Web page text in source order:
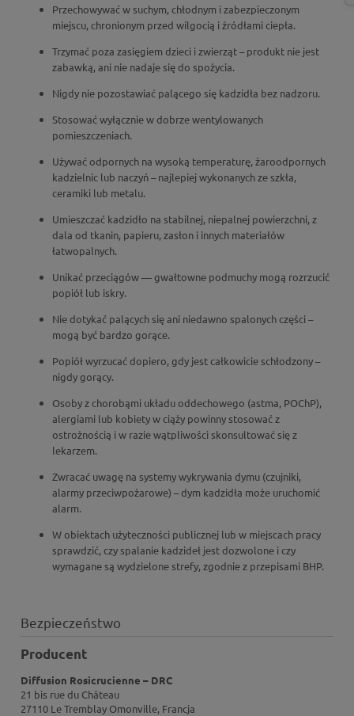
Przechowywać w suchym, chłodnym i zabezpieczonym
miejscu, chronionym przed wilgocią i źródłami ciepła.
Trzymać poza zasięgiem dzieci i zwierząt – produkt nie jest
zabawką, ani nie nadaje się do spożycia.
Nigdy nie pozostawiać palącego się kadzidła bez nadzoru.
Stosować wyłącznie w dobrze wentylowanych
pomieszczeniach.
Używać odpornych na wysoką temperaturę,żaroodpornych
kadzielnic lub naczyń– najlepiej wykonanych ze szkła,
ceramiki lub metalu.
Umieszczać kadzidło na stabilnej, niepalnej powierzchni, z
dala od tkanin, papieru, zasłon i innych materiałów
łatwopalnych.
Unikać przeciągów — gwałtowne podmuchy mogą rozrzucić
popiół lub iskry.
Nie dotykać palących się ani niedawno spalonych części –
mogą być bardzo gorące.
Popiół wyrzucać dopiero, gdy jest całkowicie schłodzony –
nigdy gorący.
Osoby z chorobąmi układu oddechowego (astma, POChP),
alergiami lub kobiety w ciąży powinny stosować z
ostrożnością i w razie wątpliwości skonsultować się z
lekarzem.
Zwracać uwagę na systemy wykrywania dymu (czujniki,
alarmy przeciwpożarowe) – dym kadzidła może uruchomić
alarm.
W obiektach użyteczności publicznej lub w miejscach pracy
sprawdzić, czy spalanie kadzideł jest dozwolone i czy
wymagane są wydzielone strefy, zgodnie z przepisami BHP.
Bezpieczeństwo
Producent
Diffusion Rosicrucienne – DRC
21 bis rue du Château
27110 Le Tremblay Omonville, Francja